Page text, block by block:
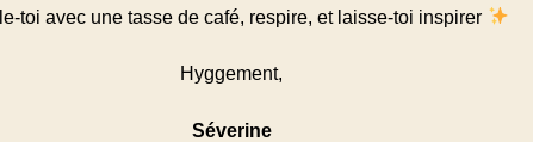
toi avec une tasse de café, respire, et laisse-toi inspirer
Hyggement,
Séverine